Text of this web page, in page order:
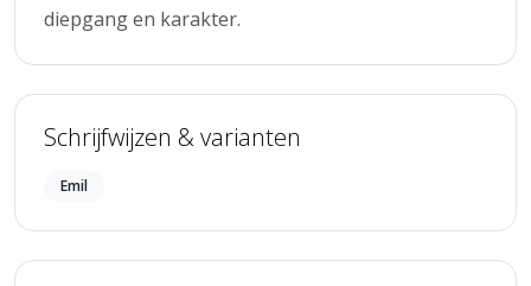
diepgang en karakter.
Schrijfwijzen & varianten
Emil